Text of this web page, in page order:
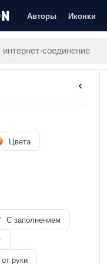
Авторы Иконки
Цвета
С заполнением
руки